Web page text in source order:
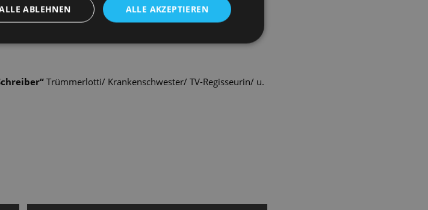
Szenen hinter den Kulissen ein.
“ Trümmerlotti/ Krankenschwester/ TV-Regisseurin/ u.
ALLE AKZEPTIEREN
ABLEHNEN